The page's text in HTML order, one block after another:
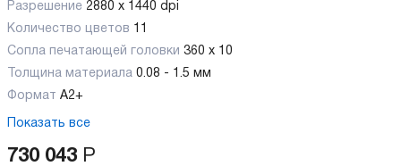
Разрешение 2880 x 1440 dpi
Количество цветов 11
Сопла печатающей головки 360 x 10
Толщина материала 0.08 - 1.5 мм
Формат А2+
Показать все
730 043 Р